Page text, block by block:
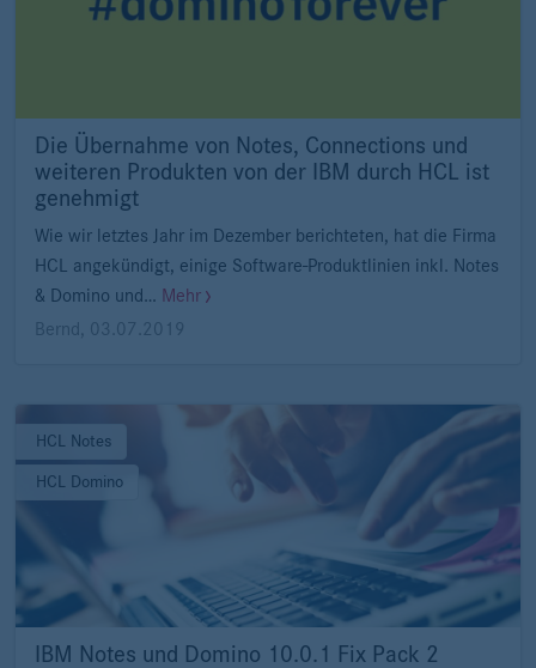
Die Übernahme von Notes, Connections und
weiteren Produkten von der IBM durch HCL ist
genehmigt
Wie wir letztes Jahr im Dezember berichteten, hat die Firma
HCL angekündigt, einige Software-Produktlinien inkl. Notes
& Domino und… Mehr
Bernd
03.07.2019
HCL Notes
HCL Domino
IBM Notes und Domino 10.0.1 Fix Pack 2